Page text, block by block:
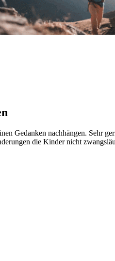
Gedanken nachhängen. Sehr
die Kinder nicht